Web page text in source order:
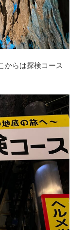
からは探検コース